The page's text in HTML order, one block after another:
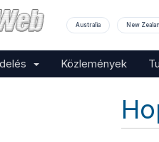
Australia New
Közlemények